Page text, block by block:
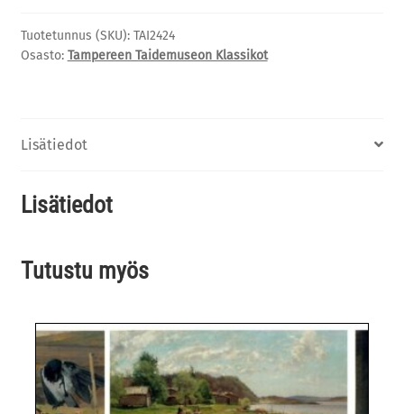
A4
määrä
Tuotetunnus (SKU): TAI2424
Osasto: Tampereen Taidemuseon Klassikot
Lisätiedot
Lisätiedot
Tutustu myös